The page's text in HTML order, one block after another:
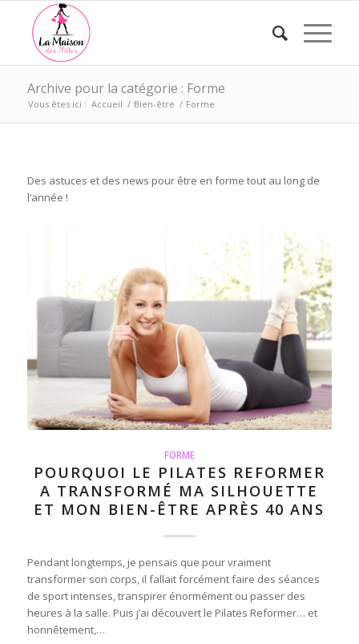
Archive pour la catégorie : Forme
Vous êtes ici : Accueil / Bien-être / Forme
Des astuces et des news pour être en forme tout au long de
l’année !
FORME
POURQUOI LE PILATES REFORMER
A TRANSFORMÉ MA SILHOUETTE
ET MON BIEN-ÊTRE APRÈS 40 ANS
Pendant longtemps, je pensais que pour vraiment
transformer son corps, il fallait forcément faire des séances
de sport intenses, transpirer énormément ou passer des
heures à la salle. Puis j’ai découvert le Pilates Reformer… et
honnêtement,…